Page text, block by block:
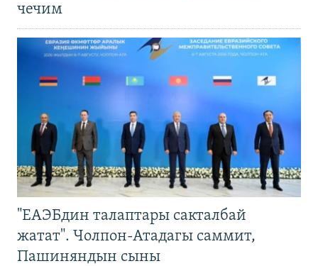
чечим
"ЕАЭБдин талаптары сакталбай
жатат". Чолпон-Атадагы саммит,
Пашиняндын сыны